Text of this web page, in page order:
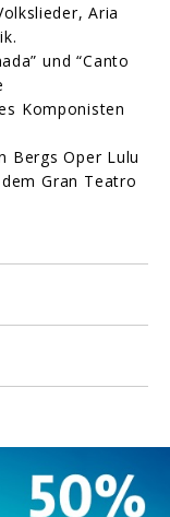
Aria
und “Canto
Komponisten
Bergs Oper Lulu
Gran Teatro